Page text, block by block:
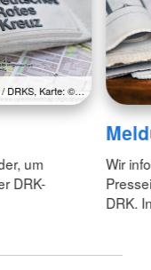
/ DRKS, Karte: ©…
um
DRK-
Wir
DRK.